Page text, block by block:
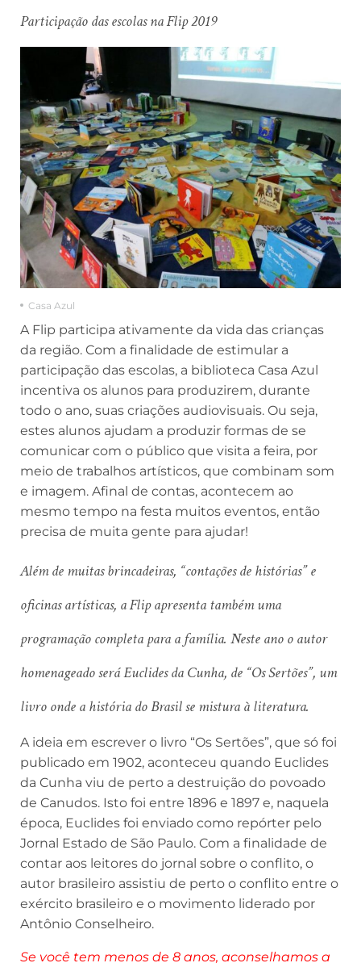
Participação das escolas na Flip 2019
Casa Azul
A Flip participa ativamente da vida das crianças
da região. Com a finalidade de estimular a
participação das escolas, a biblioteca Casa Azul
incentiva os alunos para produzirem, durante
todo o ano, suas criações audiovisuais. Ou seja,
estes alunos ajudam a produzir formas de se
comunicar com o público que visita a feira, por
meio de trabalhos artísticos, que combinam som
e imagem. Afinal de contas, acontecem ao
mesmo tempo na festa muitos eventos, então
precisa de muita gente para ajudar!
Além de muitas brincadeiras, “contações de histórias” e
oficinas artísticas, a Flip apresenta também uma
programação completa para a família. Neste ano o autor
homenageado será Euclides da Cunha, de “Os Sertões”, um
livro onde a história do Brasil se mistura à literatura.
A ideia em escrever o livro “Os Sertões”, que só foi
publicado em 1902, aconteceu quando Euclides
da Cunha viu de perto a destruição do povoado
de Canudos. Isto foi entre 1896 e 1897 e, naquela
época, Euclides foi enviado como repórter pelo
Jornal Estado de São Paulo. Com a finalidade de
contar aos leitores do jornal sobre o conflito, o
autor brasileiro assistiu de perto o conflito entre o
exército brasileiro e o movimento liderado por
Antônio Conselheiro.
Se você tem menos de 8 anos, aconselhamos a